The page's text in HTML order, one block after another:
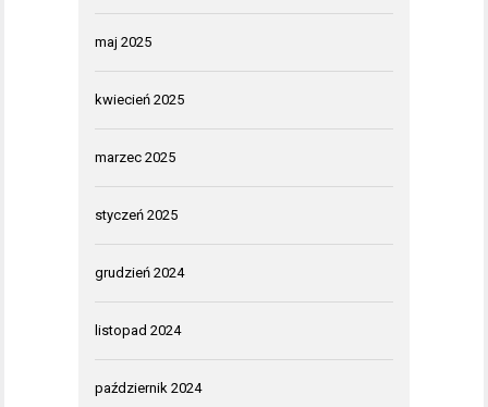
maj 2025
kwiecień 2025
marzec 2025
styczeń 2025
grudzień 2024
listopad 2024
październik 2024